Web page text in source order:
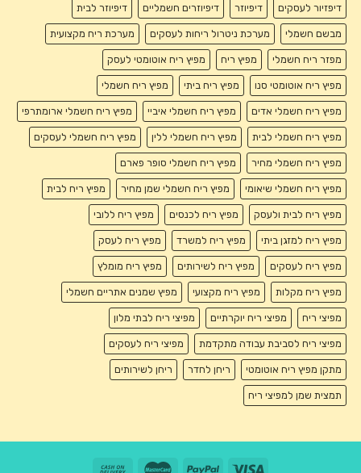
דיפזיור לעסקים דיפיוזר דיפיוזרים חשמליים דיפיוזר לבית
מבשם חשמלי מערכת ניטרול ריחות לעסקים מערכת ריח מקצועית
מפזר ריח חשמלי מפיץ ריח מפיץ ריח אוטומטי לעסק
מפיץ ריח אוטומטי סנו מפיץ ריח ביתי מפיץ ריח חשמלי
מפיץ ריח חשמלי אדים מפיץ ריח חשמלי איביי מפיץ ריח חשמלי ארומתרפי
מפיץ ריח חשמלי לבית מפיץ ריח חשמלי ללין מפיץ ריח חשמלי לעסקים
מפיץ ריח חשמלי מחיר מפיץ ריח חשמלי סופר פארם
מפיץ ריח חשמלי שיאומי מפיץ ריח חשמלי שמן מחיר מפיץ ריח לבית
מפיץ ריח לבית ולעסק מפיץ ריח לכנסים מפיץ ריח ללובי
מפיץ ריח למזגן ביתי מפיץ ריח למשרד מפיץ ריח לעסק
מפיץ ריח לעסקים מפיץ ריח לשירותים מפיץ ריח מומלץ
מפיץ ריח מקלות מפיץ ריח מקצועי מפיץ שמנים אתריים חשמלי
מפיצי ריח מפיצי ריח יוקרתיים מפיצי ריח לבתי מלון
מפיצי ריח לסביבת עבודה מתקדמת מפיצי ריח לעסקים
מתקן מפיץ ריח אוטומטי ריחן לחדר ריחן לשירותים
תמצית שמן למפיצי ריח